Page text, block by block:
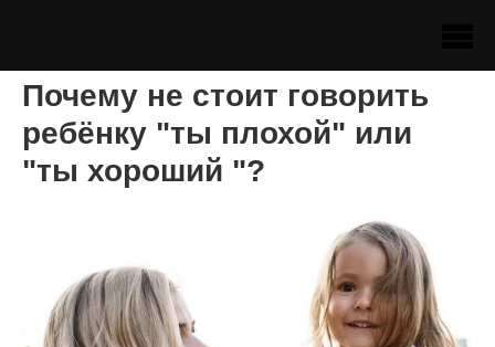
Почему не стоит говорить
ребёнку "ты плохой" или
"ты хороший "?